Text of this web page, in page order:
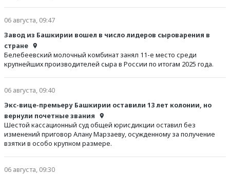
06 августа, 09:47
Завод из Башкирии вошел в число лидеров сыроварения в
стране
Белебеевский молочный комбинат занял 11-е место среди
крупнейших производителей сыра в России по итогам 2025 года.
06 августа, 09:40
Экс-вице-премьеру Башкирии оставили 13 лет колонии, но
вернули почетные звания
Шестой кассационный суд общей юрисдикции оставил без
изменений приговор Алану Марзаеву, осужденному за получение
взятки в особо крупном размере.
06 августа, 09:30